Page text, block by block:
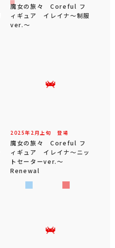
魔女の旅々 Coreful フ
ィギュア イレイナ～制服
ver.～
2025年 2 月 上旬 登場
魔女の旅々 Coreful フ
ィギュア イレイナ～ニッ
トセーターver.～
Renewal